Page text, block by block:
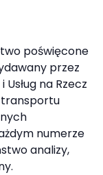
poświęcone
przez
na Rzecz
numerze
analizy,